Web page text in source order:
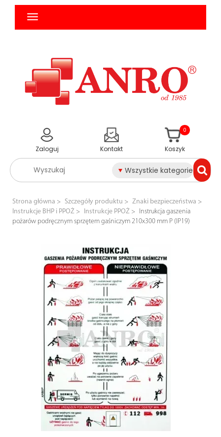
Wszystkie kategorie
Zaloguj Kontakt Koszyk
0
Strona główna Szczegóły produktu
Znaki bezpieczeństwa
Instrukcje BHP i PPOŻ
Instrukcje PPOŻ
Instrukcja gaszenia
pożarów podręcznym sprzętem gaśniczym 210x300 mm P (IP19)